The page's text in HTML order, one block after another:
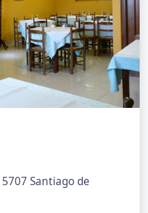
Santiago de